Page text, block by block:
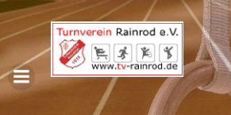
Zum
Inhalt
springen